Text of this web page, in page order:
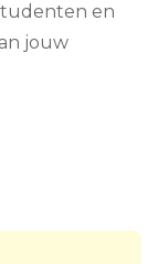
en
jouw